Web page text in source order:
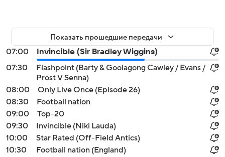
Показать прошедшие передачи
07:00
Invincible (Sir Bradley Wiggins)
07:30
Flashpoint (Barty & Goolagong Cawley / Evans /
Prost V Senna)
08:00
Only Live Once (Episode 26)
08:30
Football nation
09:00
Top-20
09:30
Invincible (Niki Lauda)
10:00
Star Rated (Off-Field Antics)
10:30
Football nation (England)